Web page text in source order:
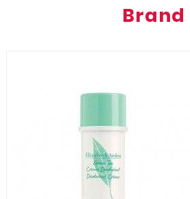
Brand